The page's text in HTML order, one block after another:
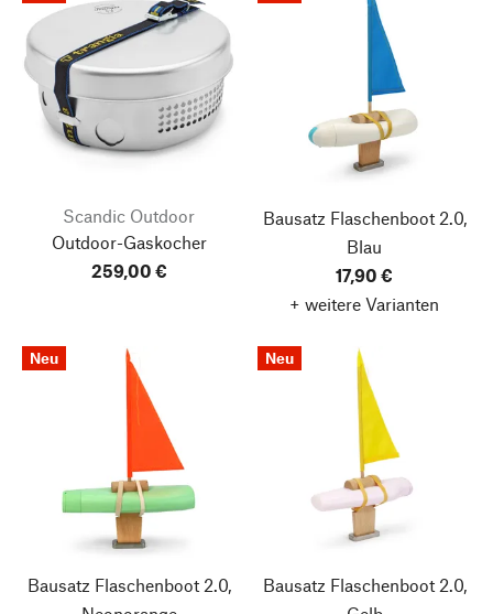
Scandic Outdoor
Outdoor-Gaskocher
259,00 €
Bausatz Flaschenboot 2.0,
Blau
17,90 €
+ weitere Varianten
Neu
Bausatz Flaschenboot 2.0,
Neu
Bausatz Flaschenboot 2.0,